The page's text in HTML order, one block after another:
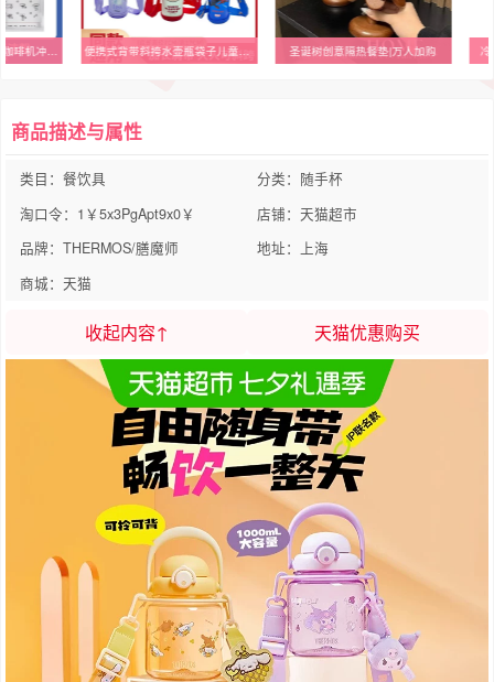
小包装分装URNEX意式咖啡机冲煮头清洁粉磨豆机锅炉除垢清洗剂 便携式背带斜挎水壶瓶袋子儿童外出专用杯子套水杯套保温杯保护套 圣诞树创意隔热餐垫|万人加购 冷
商品描述与属性
类目：餐饮具
分类：随手杯
淘口令：1￥5x3PgApt9x0￥
店铺：天猫超市
品牌：THERMOS/膳魔师
地址：上海
商城：天猫
收起内容↑ 天猫优惠购买